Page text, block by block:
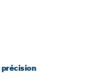
précision